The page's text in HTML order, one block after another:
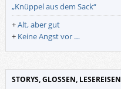
„Knüppel aus dem Sack“
+Alt, aber gut
+ Keine Angst vor …
STORYS, GLOSSEN, LESEREISEN